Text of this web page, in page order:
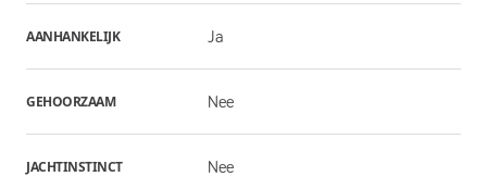
AANHANKELIJK Ja
GEHOORZAAM Nee
JACHTINSTINCT Nee